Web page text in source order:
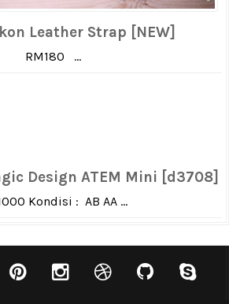
Leather Strap [NEW]
RM180 ...
Design ATEM Mini [d3708]
Kondisi : AB AA ...